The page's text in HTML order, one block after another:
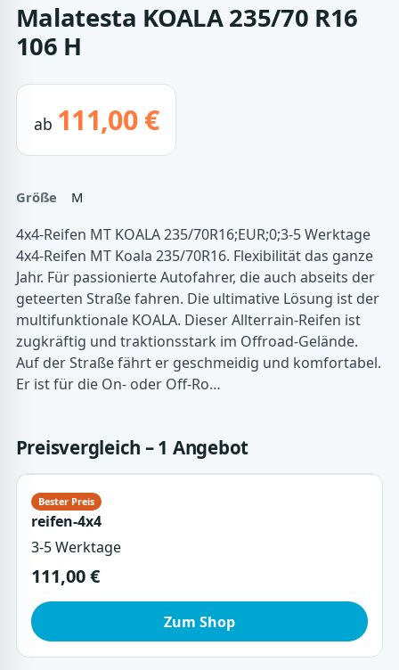
Malatesta KOALA 235/70 R16
106 H
ab 111,00 €
Größe M
4x4-Reifen MT KOALA 235/70R16;EUR;0;3-5 Werktage
4x4-Reifen MT Koala 235/70R16. Flexibilität das ganze
Jahr. Für passionierte Autofahrer, die auch abseits der
geteerten Straße fahren. Die ultimative Lösung ist der
multifunktionale KOALA. Dieser Allterrain-Reifen ist
zugkräftig und traktionsstark im Offroad-Gelände.
Auf der Straße fährt er geschmeidig und komfortabel.
Er ist für die On- oder Off-Ro…
Preisvergleich – 1 Angebot
reifen-4x4
3-5 Werktage
111,00 €
Zum Shop